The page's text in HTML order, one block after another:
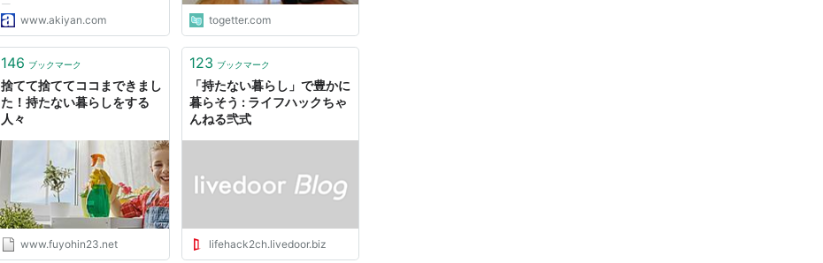
団でふとんレンタルしたよ」 ２
人「へ？貸し布団なんてある
わしました。それまで個人的には
まり...
www.akiyan.com togetter.com
146 ブックマーク
捨てて捨ててココまできまし
た！持たない暮らしをする
人々
www.fuyohin23.net
123 ブックマーク
「持たない暮らし」で豊かに
暮らそう : ライフハックちゃ
んねる弐式
lifehack2ch.livedoor.biz